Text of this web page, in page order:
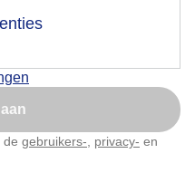
de gebruikers- privacy- en
08-2025, 44x bekeken
later
te passen